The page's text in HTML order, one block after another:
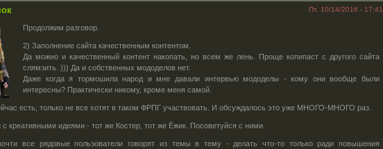
Пт, 10/14/2016 - 17:41
Продолжим разговор.
2) Заполнение сайта качественным контентом.
Да можно и качественный контент накопать, но всем же лень. Проще копипаст с другого сайта
слямзить. ))) Да и собственных мододелов нет.
Даже когда я тормошила народ и мне давали интервью мододелы - кому они вообще были
интересны? Практически никому, кроме меня самой.
есть, только не все хотят в таком ФРПГ участвовать. И обсуждалось это уже МНОГО-МНОГО раз.
с креативными идеями - тот же Костер, тот же Ёжик. Посоветуйся с ними.
все рядовые пользователи говорят из темы в тему - делать что-то только ради повышения